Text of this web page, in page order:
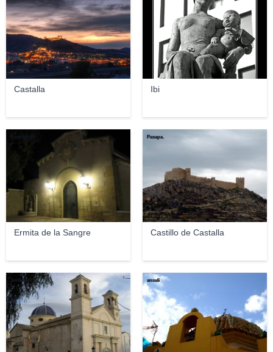
Castalla Ibi
Ermita de la Sangre
Rodriguillo
Castillo de Castalla
Pasapa.
Javiertrad anseli